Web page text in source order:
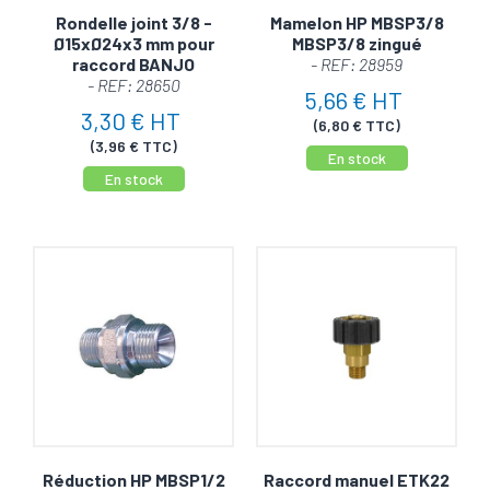
Rondelle joint 3/8 -
Ø15xØ24x3 mm pour
raccord BANJO
- REF: 28650
3,30 € HT
(3,96 € TTC)
En stock
Mamelon HP MBSP3/8
MBSP3/8 zingué
- REF: 28959
5,66 € HT
(6,80 € TTC)
En stock
Réduction HP MBSP1/2
Raccord manuel ETK22